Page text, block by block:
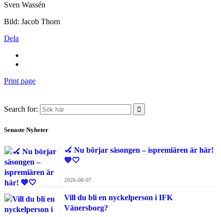
Sven Wassén
Bild: Jacob Thorn
Dela
Print page
Search for:
Senaste Nyheter
🏑 Nu börjar säsongen – ispremiären är här!
💙🤍
2026-08-07
Vill du bli en nyckelperson i IFK
Vänersborg?